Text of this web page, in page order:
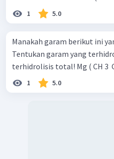
1 5.0
Manakah garam berikut ini
Tentukan garam yang
terhidrolisis total! Mg (
1 5.0